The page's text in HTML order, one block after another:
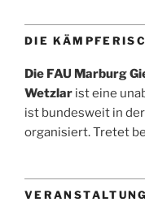
DIE
Die FAU Marburg
Wetzlar ist eine
ist bundesweit in
organisiert. Tretet